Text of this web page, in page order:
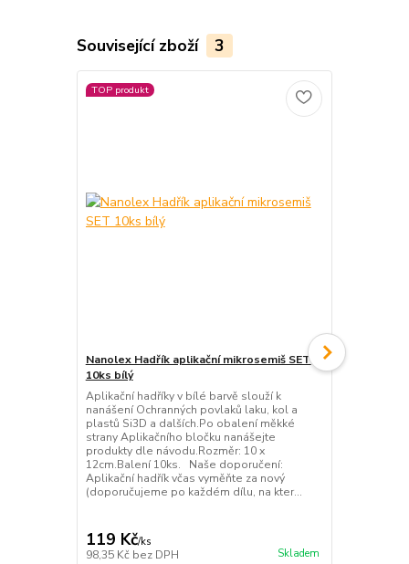
Související zboží 3
TOP produkt
Nanolex Hadřík aplikační mikrosemiš SET
10ks bílý
Aplikační hadříky v bílé barvě slouží k
nanášení Ochranných povlaků laku, kol a
plastů Si3D a dalších.Po obalení měkké
strany Aplikačního bločku nanášejte
produkty dle návodu.Rozměr: 10 x
12cm.Balení 10ks. Naše doporučení:
Aplikační hadřík včas vyměňte za nový
(doporučujeme po každém dílu, na kter...
119 Kč/ks
98,35 Kč bez DPH Skladem
Nanolex